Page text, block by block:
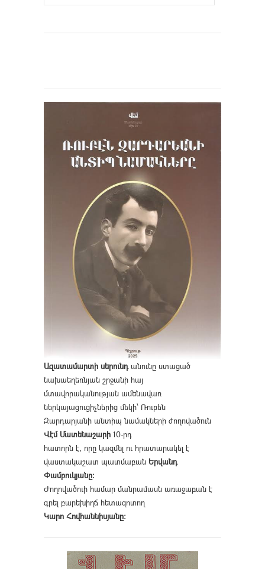
Ազատամարտի սերունդանունը ստացած
նախաեղեռնյան շրջանի հայ
մտավորականության ամենավառ
ներկայացուցիչներից մեկի՝ Ռուբեն
Զարդարյանի անտիպ նամակների ժողովածուն
Վէմ Մատենաշարի 10-րդ
հատորն է, որը կազմել ու հրատարակել է
վաստակաշատ պատմաբան Երվանդ
Փամբուկյանը։
Ժողովածուի համար մանրամասն առաջաբան է
գրել բարեխիղճ հետազոտող
Կարո Հովհաննիսյանը։